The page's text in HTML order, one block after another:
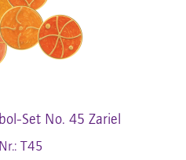
Set No. 45 Zariel
T45